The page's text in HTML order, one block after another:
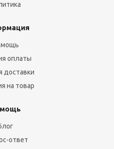
оплаты
доставки
на товар
ответ